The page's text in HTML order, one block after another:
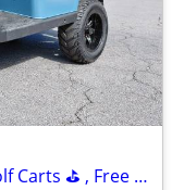
(((((( Mt.pleasant Lithium Golf Carts ⛳️ , Free Delivery !!